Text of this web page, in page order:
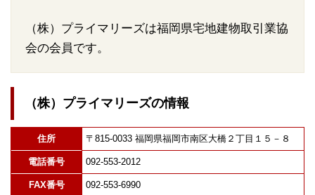
（株）プライマリーズは福岡県宅地建物取引業協
会の会員です。
（株）プライマリーズの情報
住所 〒815-0033 福岡県福岡市南区大橋２丁目１５－８
電話番号 092-553-2012
FAX番号 092-553-6990